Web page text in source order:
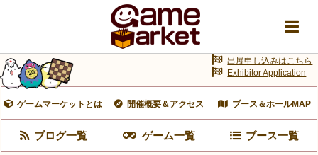
ゲームマーケットとは 開催概要＆アクセス ブース＆ホールMAP
ブログ一覧 ゲーム一覧 ブース一覧
出展申し込みはこちら
Exhibitor Application